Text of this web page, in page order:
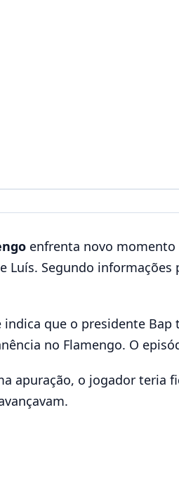
enfrenta novo momento
Luís. Segundo
que o presidente
no Flamengo. O
apuração, o jogador teria